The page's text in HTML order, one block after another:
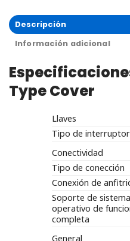
Descripción
Información adicional
Type Cover
Llaves
Tipo de interruptor
Conectividad
Tipo de conección
Conexión de
Soporte de sistema
operativo de
completa
General